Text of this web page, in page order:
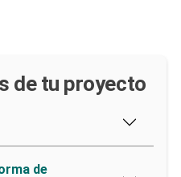
de tu proyecto
de